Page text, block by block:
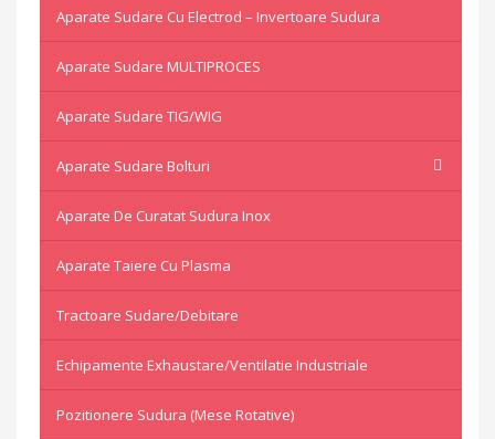
Aparate Sudare Cu Electrod – Invertoare Sudura
Aparate Sudare MULTIPROCES
Aparate Sudare TIG/WIG
Aparate Sudare Bolturi
Aparate De Curatat Sudura Inox
Aparate Taiere Cu Plasma
Tractoare Sudare/Debitare
Echipamente Exhaustare/Ventilatie Industriale
Pozitionere Sudura (mese Rotative)